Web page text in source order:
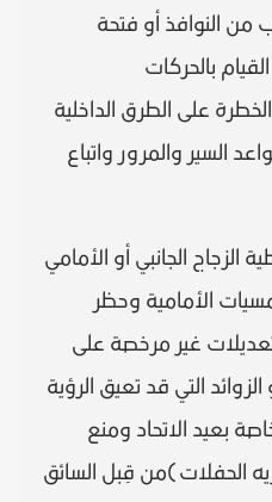
النوافذ أو فتحة
بالحركات
على الطرق الداخلية
السير والمرور واتباع
الزجاج الجانبي أو الأمامي
الأمامية وحظر
غير مرخصة على
التي قد تعيق الرؤية
بعيد الاتحاد ومنع
الحفلات)من قِبل السائق